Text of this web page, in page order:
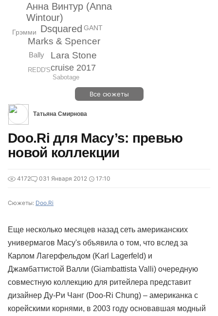
Dsquared
Анна Винтур (Anna
Wintour)
Marks & Spencer
Lara Stone
cruise 2017
Bally
GANT
Грэмми
Sabotage
REDD'S
Все сюжеты
Татьяна Смирнова
Doo.Ri для Macy’s: превью
новой коллекции
4172 031 Января 2012 17:10
Сюжеты: Doo.Ri
Еще несколько месяцев назад сеть американских
универмагов Macy's объявила о том, что вслед за
Карлом Лагерфельдом (Karl Lagerfeld) и
Джамбаттистой Валли (Giambattista Valli) очередную
совместную коллекцию для ритейлера представит
дизайнер Ду-Ри Чанг (Doo-Ri Chung) – американка с
корейскими корнями, в 2003 году основавшая модный